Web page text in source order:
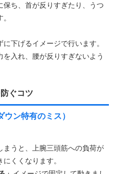
保ち、首が反りすぎたり、うつ
下げるイメージで行います。
入れ、腰が反りすぎないよう
ぐコツ
ン特有のミス）
まうと、上腕三頭筋への負荷が
くくなります。